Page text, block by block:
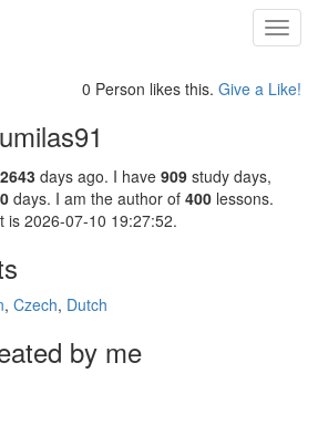
0 Person likes this. Give a Like!
2643 days ago. I have 909 study days,
0 days. I am the author of 400 lessons.
is 2026-07-10 19:27:52.
, Czech, Dutch
by me